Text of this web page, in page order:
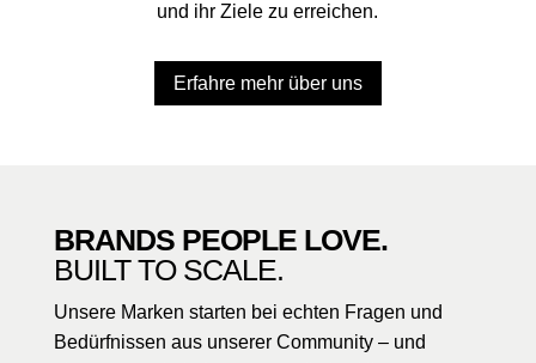
und ihr Ziele zu erreichen.
Erfahre mehr über uns
BRANDS PEOPLE LOVE.
BUILT TO SCALE.
Unsere Marken starten bei echten Fragen und
Bedürfnissen aus unserer Community – und